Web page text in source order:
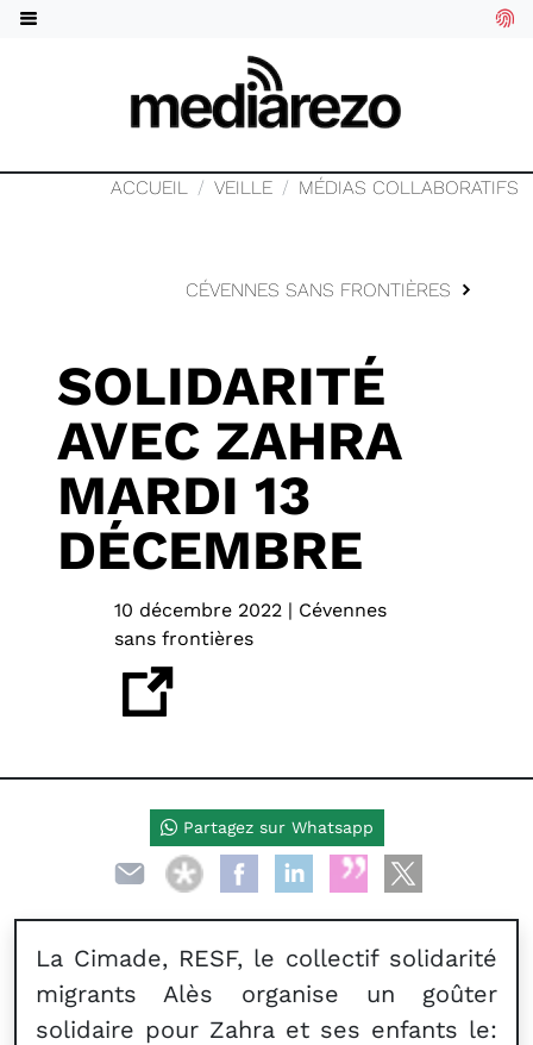
ACCUEIL VEILLE MÉDIAS COLLABORATIFS
CÉVENNES SANS FRONTIÈRES
SOLIDARITÉ
AVEC ZAHRA
MARDI 13
DÉCEMBRE
10 décembre 2022 | Cévennes
sans frontières
La Cimade, RESF, le collectif solidarité
migrants Alès organise un goûter
solidaire pour Zahra et ses enfants le:
Partagez sur Whatsapp